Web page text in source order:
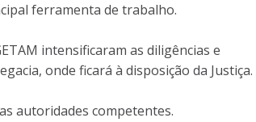
ferramenta de trabalho.
intensificaram as diligências e
onde ficará à disposição da Justiça.
autoridades competentes.